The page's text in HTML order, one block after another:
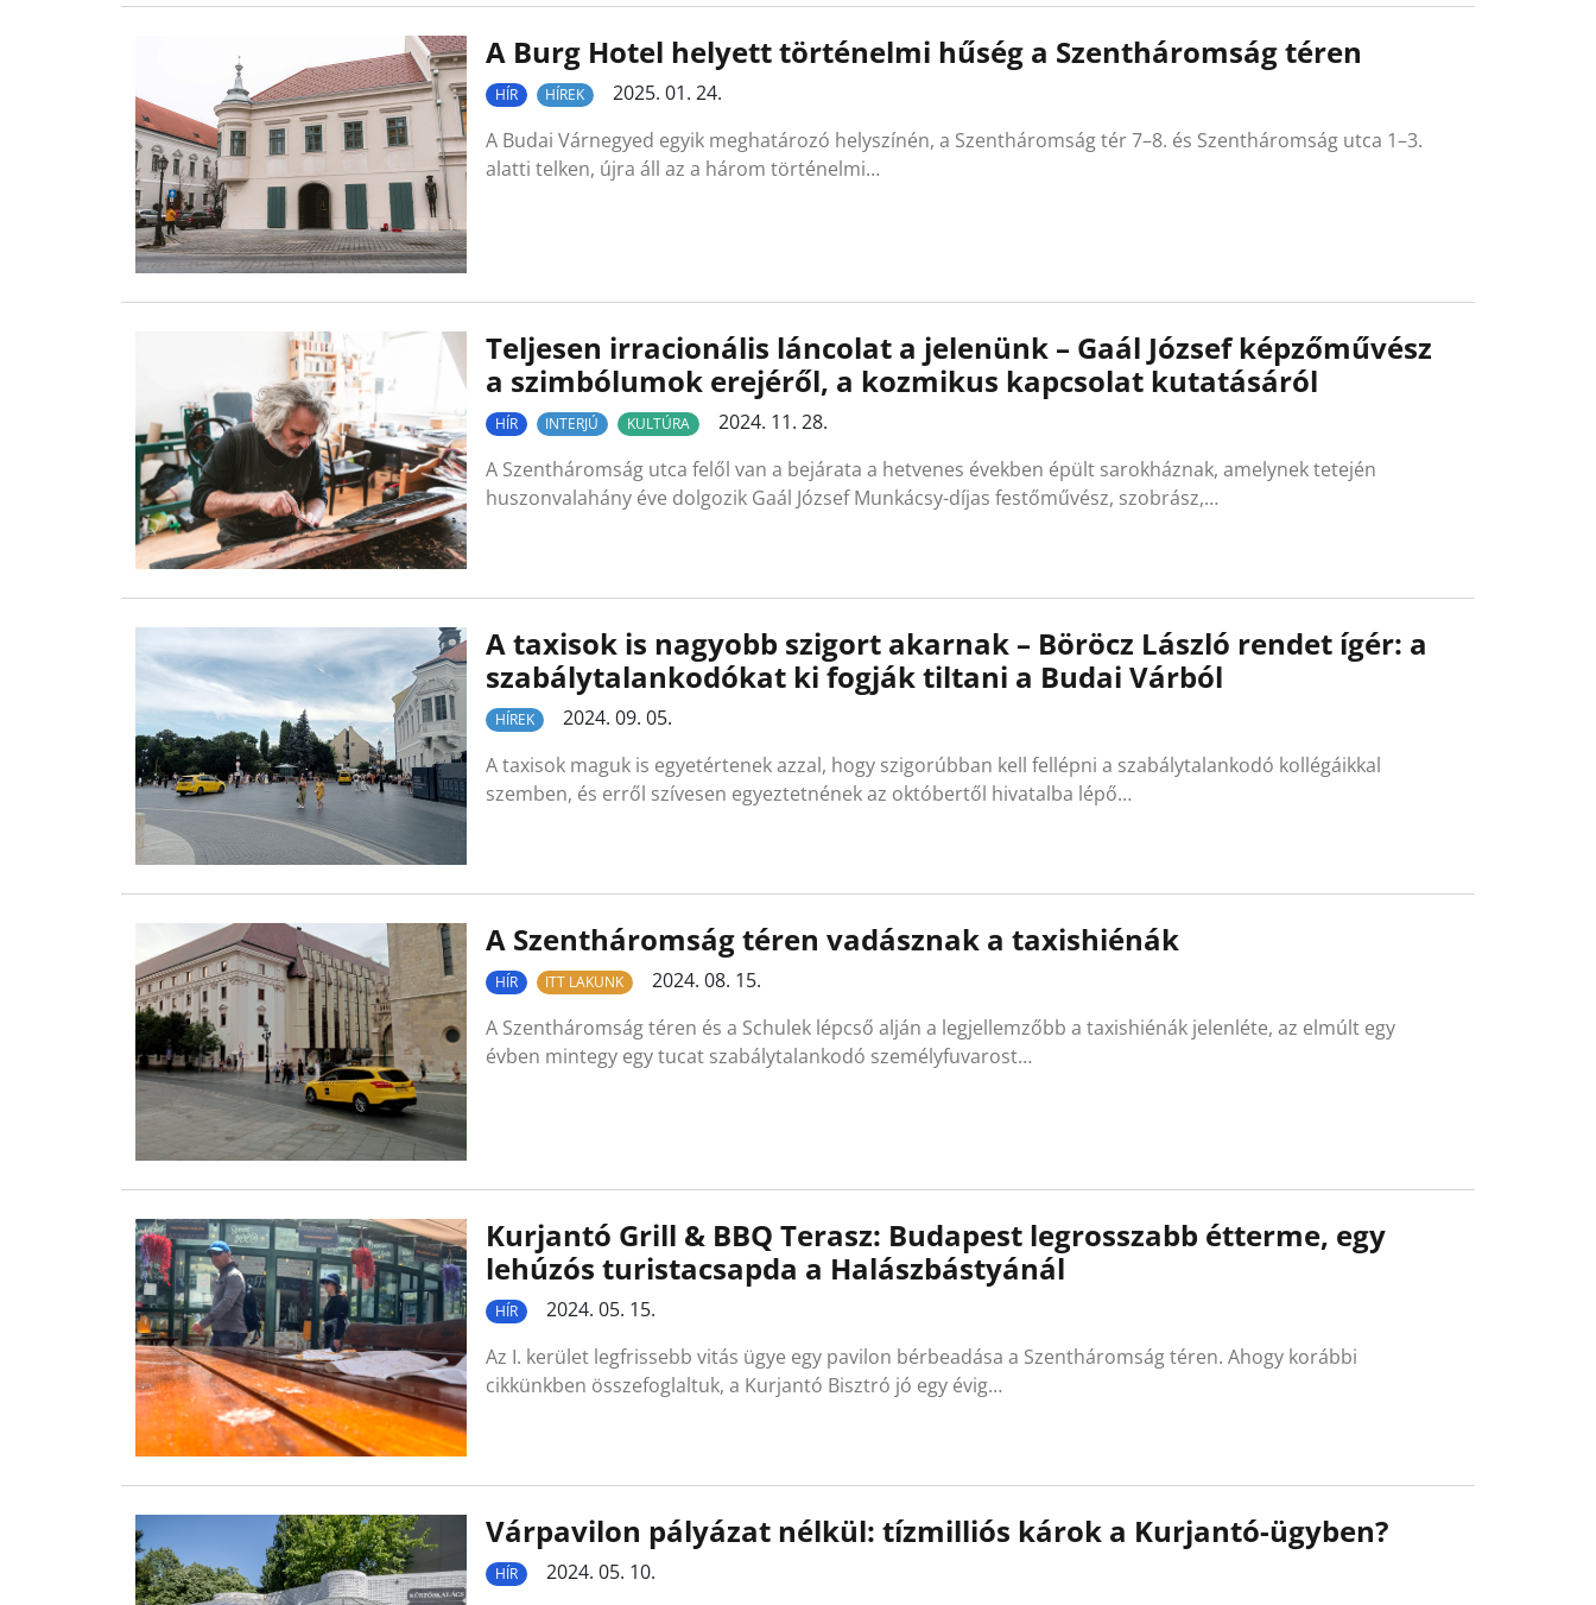
A Burg Hotel helyett történelmi hűség a Szentháromság téren
HÍR HÍREK
2025. 01. 24.
A Budai Várnegyed egyik meghatározó helyszínén, a Szentháromság tér 7–8. és Szentháromság utca 1–3.
alatti telken, újra áll az a három történelmi…
Teljesen irracionális láncolat a jelenünk – Gaál József képzőművész
a szimbólumok erejéről, a kozmikus kapcsolat kutatásáról
HÍR INTERJÚ KULTÚRA
2024. 11. 28.
A Szentháromság utca felől van a bejárata a hetvenes években épült sarokháznak, amelynek tetején
huszonvalahány éve dolgozik Gaál József Munkácsy-díjas festőművész, szobrász,…
A taxisok is nagyobb szigort akarnak – Böröcz László rendet ígér: a
szabálytalankodókat ki fogják tiltani a Budai Várból
HÍREK
2024. 09. 05.
A taxisok maguk is egyetértenek azzal, hogy szigorúbban kell fellépni a szabálytalankodó kollégáikkal
szemben, és erről szívesen egyeztetnének az októbertől hivatalba lépő…
A Szentháromság téren vadásznak a taxishiénák
HÍR ITT LAKUNK
2024. 08. 15.
A Szentháromság téren és a Schulek lépcső alján a legjellemzőbb a taxishiénák jelenléte, az elmúlt egy
évben mintegy egy tucat szabálytalankodó személyfuvarost…
Kurjantó Grill & BBQ Terasz: Budapest legrosszabb étterme, egy
lehúzós turistacsapda a Halászbástyánál
HÍR
2024. 05. 15.
Az I. kerület legfrissebb vitás ügye egy pavilon bérbeadása a Szentháromság téren. Ahogy korábbi
cikkünkben összefoglaltuk, a Kurjantó Bisztró jó egy évig…
Várpavilon pályázat nélkül: tízmilliós károk a Kurjantó-ügyben?
HÍR
2024. 05. 10.